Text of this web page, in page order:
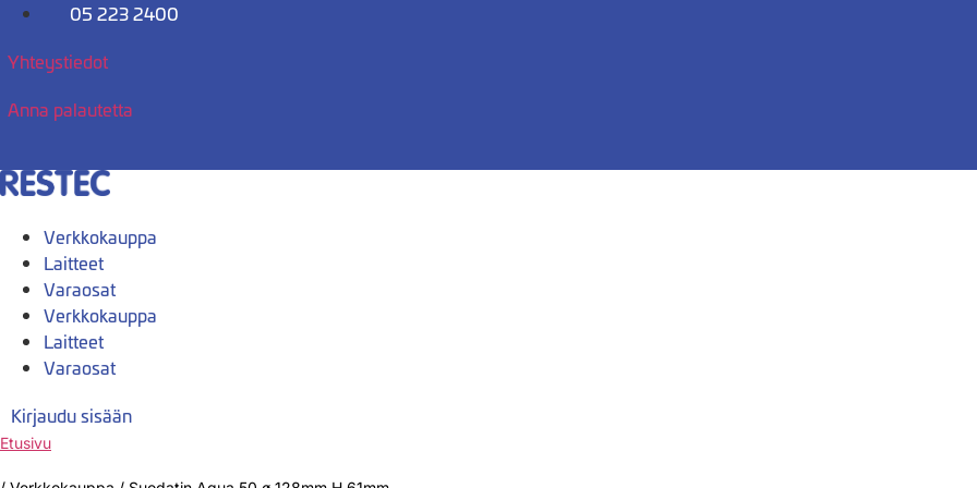
Mene
05 223 2400
Yhteystiedot
Anna palautetta
Verkkokauppa
Laitteet
Varaosat
Verkkokauppa
Laitteet
Varaosat
Kirjaudu sisään
Etusivu